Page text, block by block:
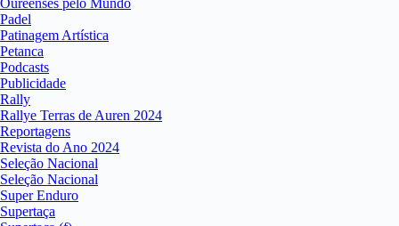
Oureenses pelo Mundo
Padel
Patinagem Artística
Petanca
Podcasts
Publicidade
Rally
Rallye Terras de Auren 2024
Reportagens
Revista do Ano 2024
Seleção Nacional
Seleção Nacional
Super Enduro
Supertaça